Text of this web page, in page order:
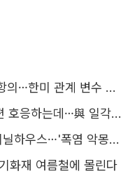
쿠팡 두둔 美 의원들, 정통망법 항의…한미 관계 변수 될까
[주간政談<상>] 부동산 세재개편 호응하는데…與 일각의 속내
[르포] 선풍기 하나 없는 39도 비닐하우스…'폭염 악몽' 꾸는 이주노동자
화재 여름철에 몰린다